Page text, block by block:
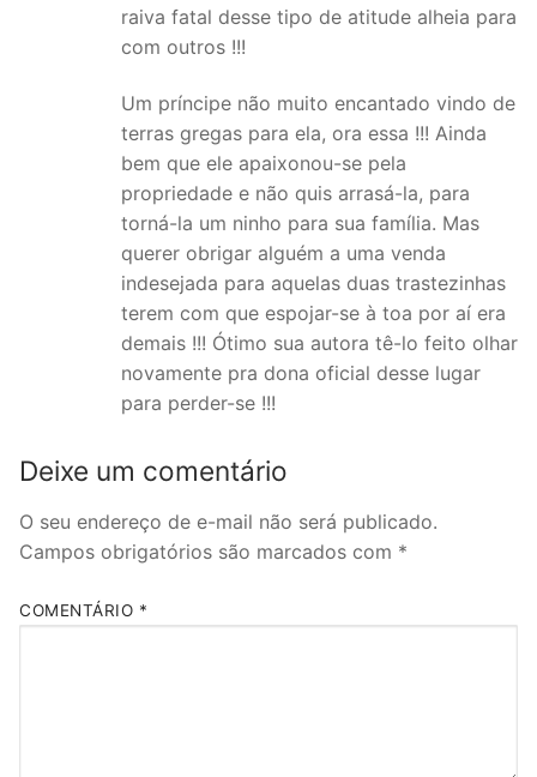
raiva fatal desse tipo de atitude alheia para
com outros !!!
Um príncipe não muito encantado vindo de
terras gregas para ela, ora essa !!! Ainda
bem que ele apaixonou-se pela
propriedade e não quis arrasá-la, para
torná-la um ninho para sua família. Mas
querer obrigar alguém a uma venda
indesejada para aquelas duas trastezinhas
terem com que espojar-se à toa por aí era
demais !!! Ótimo sua autora tê-lo feito olhar
novamente pra dona oficial desse lugar
para perder-se !!!
Deixe um comentário
O seu endereço de e-mail não será publicado.
Campos obrigatórios são marcados com *
COMENTÁRIO *